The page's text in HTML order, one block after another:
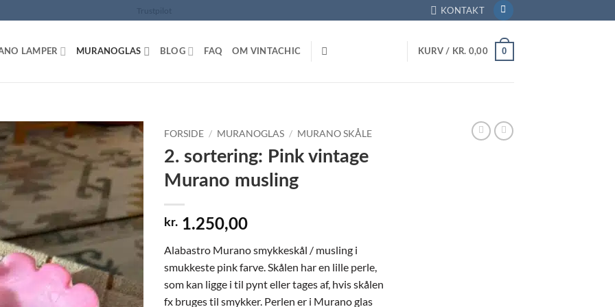
Trustpilot KONTAKT
LAMPER MURANOGLAS BLOG FAQ OM VINTACHIC KURV / KR. 0,00 0
FORSIDE / MURANOGLAS / MURANO SKÅLE
2. sortering: Pink vintage
Murano musling
kr. 1.250,00
Alabastro Murano smykkeskål / musling i
smukkeste pink farve. Skålen har en lille perle,
som kan ligge i til pynt eller tages af, hvis skålen
fx bruges til smykker. Perlen er i Murano glas